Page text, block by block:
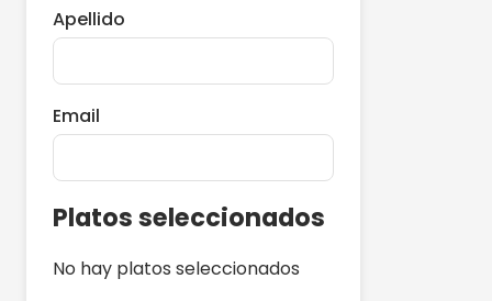
Apellido
Email
Platos seleccionados
No hay platos seleccionados